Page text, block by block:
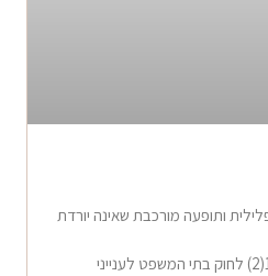
ותופעה מורכבת שאינה יורדת
בני המשפחה הקבועים בסעיף 1(2) לחוק בתי המשפט לענייני